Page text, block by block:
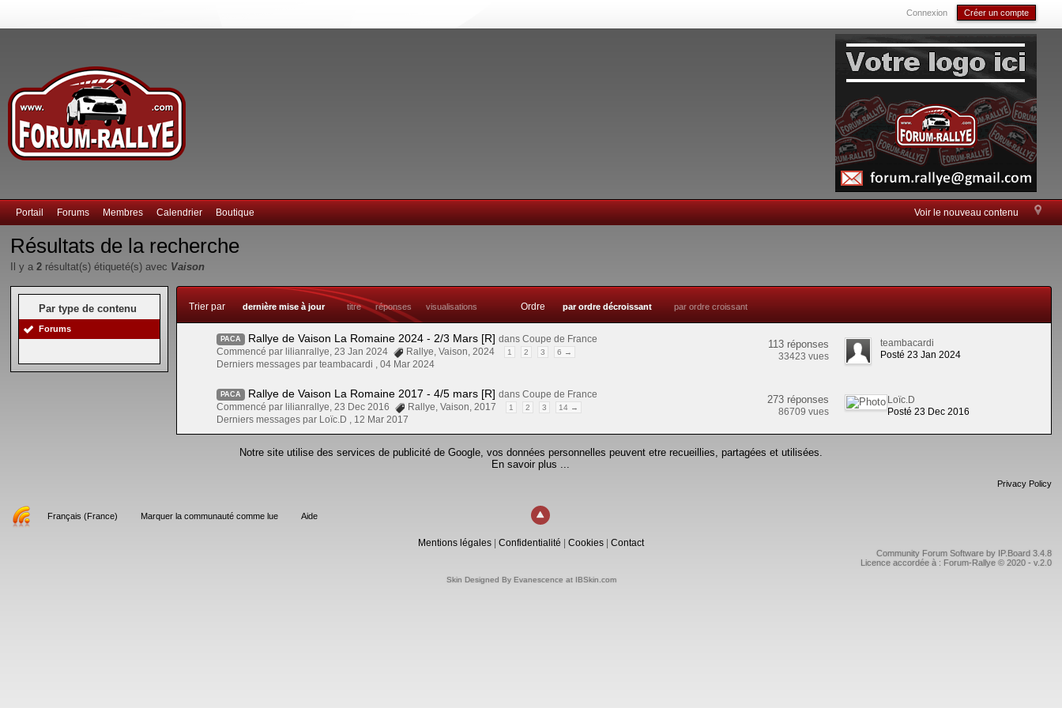
Connexion Créer un compte
Voir le nouveau contenu
Portail Forums Membres Calendrier Boutique
Résultats de la recherche
Il y a2 résultat(s) étiqueté(s) avec Vaison
Par type de contenu
Forums
Trier par dernière mise à jour titre réponses visualisations Ordre par ordre décroissant par ordre croissant
PACA Rallye de Vaison La Romaine 2024 - 2/3 Mars [R] dans Coupe de France
Commencé par lilianrallye, 23 Jan 2024
Rallye,Vaison,2024 1 2 3 6 →
Derniers messages par teambacardi ,04 Mar 2024
113 réponses
33423 vues
teambacardi
Posté 23 Jan 2024
PACA Rallye de Vaison La Romaine 2017 - 4/5 mars [R] dans Coupe de France
Commencé par lilianrallye, 23 Dec 2016
Rallye,Vaison,2017 1 2 3 14 →
Derniers messages par Loïc.D , 12 Mar 2017
273 réponses
86709 vues
Loïc.D
Posté 23 Dec 2016
Notre site utilise des services de publicité de Google, vos données personnelles peuvent etre recueillies, partagées et utilisées.
En savoir plus ...
Privacy Policy
Français (France) Marquer la communauté comme lue Aide
Mentions légales| Confidentialité Cookies| Contact
Community Forum Software by IP.Board 3.4.8
Licence accordée à : Forum-Rallye © 2020 - v.2.0
Skin Designed By Evanescence at IBSkin.com